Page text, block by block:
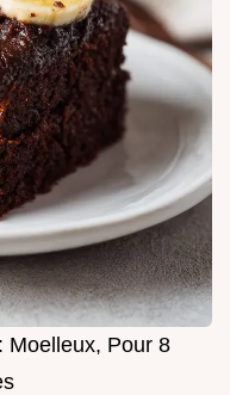
Moelleux, Pour 8